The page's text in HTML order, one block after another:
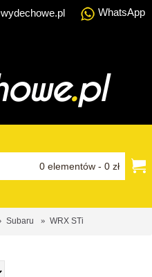
WhatsApp
0 elementów - 0 zł
Subaru WRX STi